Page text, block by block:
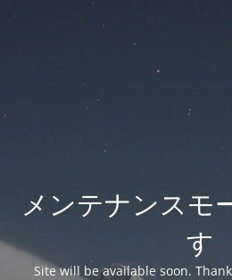
メンテナンスモ
す
Site will be available soon.